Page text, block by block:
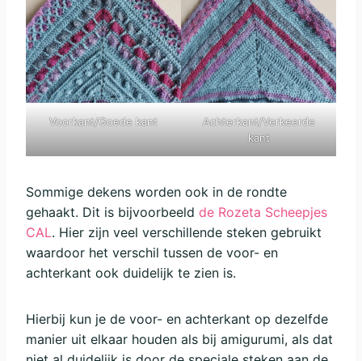
Voorkant/Goede kant
Achterkant/Verkeerde
kant
Sommige dekens worden ook in de rondte
gehaakt. Dit is bijvoorbeeld de Rozeta Scheepjes
CAL. Hier zijn veel verschillende steken gebruikt
waardoor het verschil tussen de voor- en
achterkant ook duidelijk te zien is.
Hierbij kun je de voor- en achterkant op dezelfde
manier uit elkaar houden als bij amigurumi, als dat